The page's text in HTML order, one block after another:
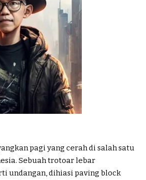
pagi yang cerah di salah satu
Sebuah trotoar lebar
undangan, dihiasi paving block